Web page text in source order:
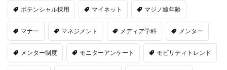
ポテンシャル採用 マイネット マジノ線年齢
マナー マネジメント メディア学科 メンター
メンター制度 モニターアンケート モビリティトレンド